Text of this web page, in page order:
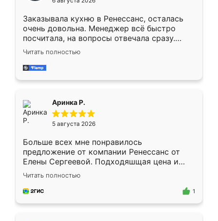
мебели буду заказывать только здесь.
Заказывала кухню в Ренессанс, осталась
очень довольна. Менеджер всё быстро
посчитала, на вопросы отвечала сразу.
Замерщик приехал в субботу, подошёл к
делу со всей ответственностью. Собрали
за день, ребята работали аккуратно, даже
Читать полностью
Аринка Р.
5 августа 2026
Больше всех мне понравилось
предложение от компании Ренессанс от
Елены Сергеевой. Подходяшщая цена и
короткие сроки изготовления. Приехавший
для замера сотрудник Владислав
предложил по моему эскизу самый
Читать полностью
1